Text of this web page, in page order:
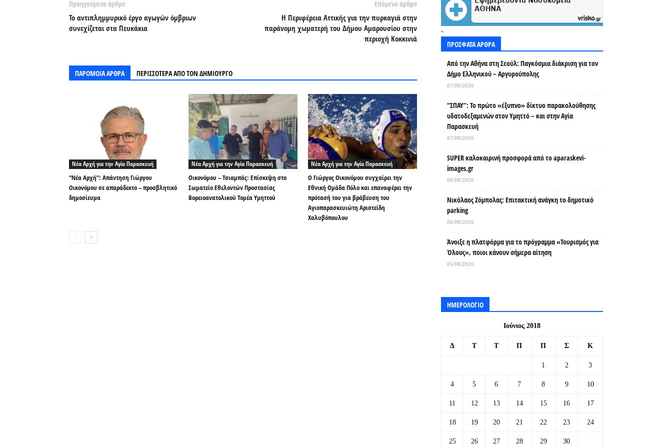
Προηγούμενο άρθρο
Το αντιπλημμυρικό έργο αγωγών όμβριων
συνεχίζεται στα Πευκάκια
Επόμενο άρθρο
Η Περιφέρεια Αττικής για την πυρκαγιά στην
παράνομη χωματερή του Δήμου Αμαρουσίου στην
περιοχή Κοκκινιά
ΠΑΡΟΜΟΙΑ ΑΡΘΡΑ ΠΕΡΙΣΣΟΤΕΡΑ ΑΠΟ ΤΟΝ ΔΗΜΙΟΥΡΓΟ
Νέα Αρχή για την Αγία Παρασκευή
“Νέα Αρχή”: Απάντηση Γιώργου
Οικονόμου σε απαράδεκτο – προσβλητικό
δημοσίευμα
Νέα Αρχή για την Αγία Παρασκευή
Οικονόμου – Τσιαμπάς: Επίσκεψη στο
Σωματείο Εθελοντών Προστασίας
Βορειοανατολικού Τομέα Υμηττού
Νέα Αρχή για την Αγία Παρασκευή
Ο Γιώργος Οικονόμου συγχαίρει την
Εθνική Ομάδα Πόλο και επαναφέρει την
πρότασή του για βράβευση του
Αγιοπαρασκευιώτη Αριστείδη
Χαλυβόπουλου
-
ΠΡΟΣΦΑΤΑ ΑΡΘΡΑ
Από την Αθήνα στη Σεούλ: Παγκόσμια διάκριση για τον
Δήμο Ελληνικού – Αργυρούπολης
07/08/2026
“ΣΠΑΥ”: Το πρώτο «έξυπνο» δίκτυο παρακολούθησης
υδατοδεξαμενών στον Υμηττό – και στην Αγία
Παρασκευή
07/08/2026
SUPER καλοκαιρινή προσφορά από το aparaskevi-
images.gr
06/08/2026
Νικόλαος Ζόμπολας: Επιτακτική ανάγκη το δημοτικό
parking
06/08/2026
Άνοιξε η πλατφόρμα για το πρόγραμμα «Τουρισμός για
Όλους», ποιοι κάνουν σήμερα αίτηση
05/08/2026
ΗΜΕΡΟΛΟΓΙΟ
Ιούνιος 2018
Δ Τ Τ Π Π Σ Κ
1 2 3
4 5 6 7 8 9 10
11 12 13 14 15 16 17
18 19 20 21 22 23 24
25 26 27 28 29 30